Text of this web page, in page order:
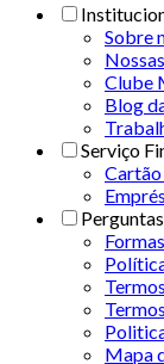
Sobre
Clube
Blog
Serviço
Mapa